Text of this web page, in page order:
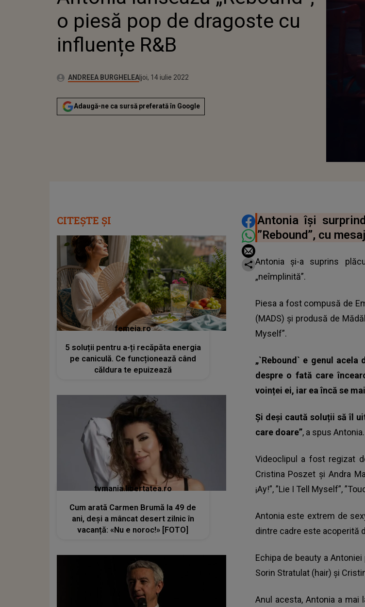
o piesă pop de dragoste cu
influențe R&B
Autor:ANDREEA BURGHELEAPublicat:
luni, 5 octombrie 2020
Actualizat:
joi, 14 iulie 2022
Adaugă-ne ca sursă preferată în Google
DISTRIBUIE ARTICOLUL
Antonia își
”Rebound”, cu
Antonia și-a suprins
„neîmplinită”.
Piesa a fost compusă de
(MADS) și produsă de
Myself”.
„`Rebound` e genul
despre o fată care
voinței ei, iar ea încă se
Și deși caută soluții să îl
care doare”, a spus Antonia.
Videoclipul a fost regizat
Cristina Poszet și Andra
¡Ay!”, ”Lie I Tell Myself”,
Antonia este extrem de
dintre cadre este acoperită
Echipa de beauty a
Sorin Stratulat (hair) și
Anul acesta, Antonia a mai
CITEȘTE ȘI
femeia.ro
5 soluții pentru a-ți recăpăta energia
pe caniculă. Ce funcționează când
căldura te epuizează
tvmania.libertatea.ro
Cum arată Carmen Brumă la 49 de
ani, deși a mâncat desert zilnic în
vacanță: «Nu e noroc!» [FOTO]